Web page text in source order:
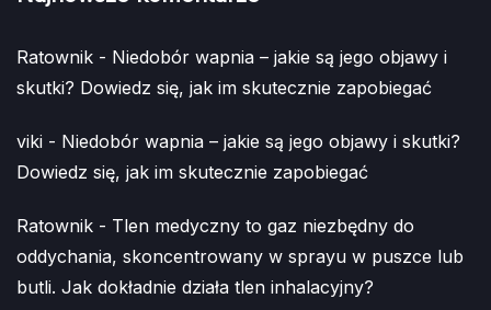
Ratownik - Niedobór wapnia – jakie są jego objawy i
skutki? Dowiedz się, jak im skutecznie zapobiegać
viki - Niedobór wapnia – jakie są jego objawy i skutki?
Dowiedz się, jak im skutecznie zapobiegać
Ratownik - Tlen medyczny to gaz niezbędny do
oddychania, skoncentrowany w sprayu w puszce lub
butli. Jak dokładnie działa tlen inhalacyjny?